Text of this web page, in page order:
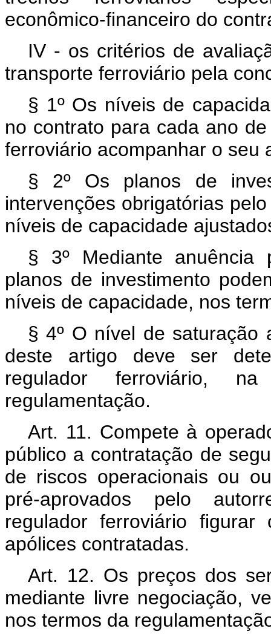
econômico-financeiro do
IV - os critérios de
transporte ferroviário pela
§ 1º Os níveis de
no contrato para cada ano
ferroviário acompanhar o seu
§ 2º Os planos de
intervenções obrigatórias
níveis de capacidade
§ 3º Mediante anuência
planos de investimento
níveis de capacidade, nos
§ 4º O nível de
deste artigo deve ser
regulador ferroviário,
regulamentação.
Art. 11. Compete à
público a contratação de
de riscos operacionais ou
pré-aprovados pelo
regulador ferroviário figurar
apólices contratadas.
Art. 12. Os preços dos
mediante livre negociação,
nos termos da